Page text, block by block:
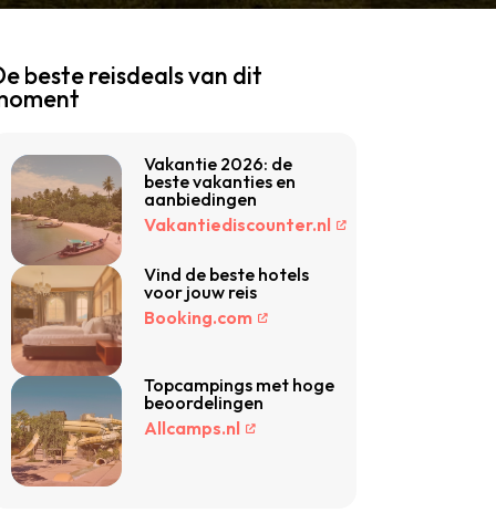
beste reisdeals van dit
Vakantie 2026: de
beste vakanties en
aanbiedingen
Vakantiediscounter.nl
Vind de beste hotels
voor jouw reis
Booking.com
Topcampings met hoge
beoordelingen
Allcamps.nl